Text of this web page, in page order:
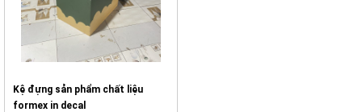
Kệ đựng sản phẩm chất liệu
formex in decal